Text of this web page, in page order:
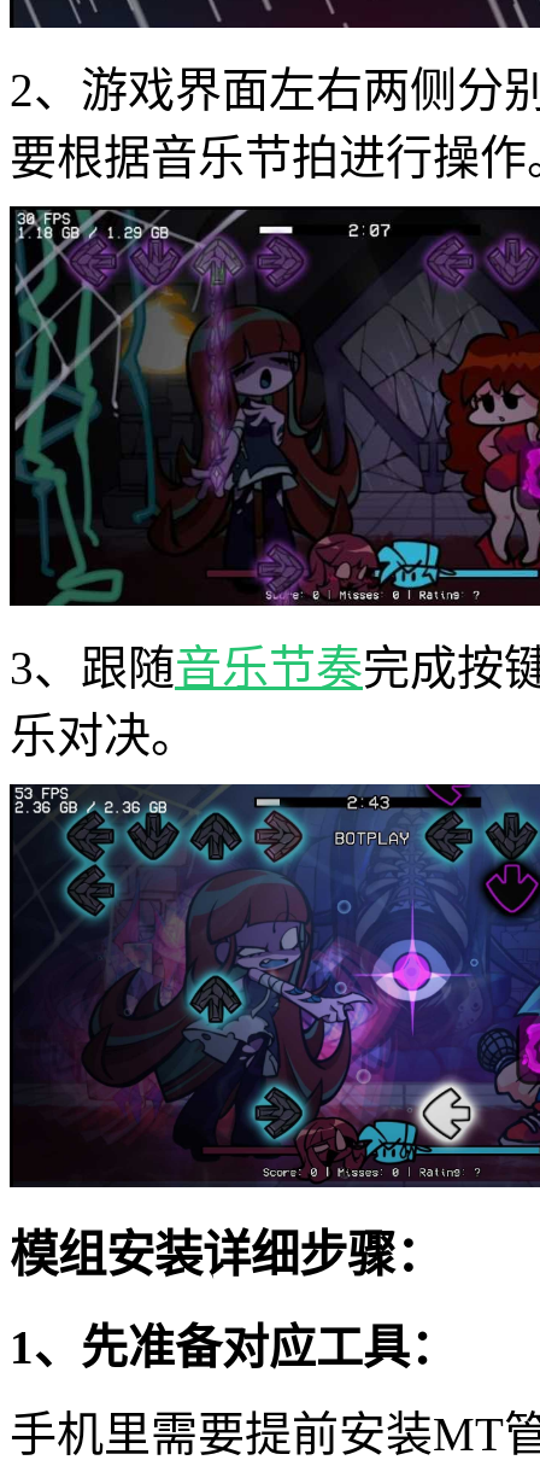
2、游戏界面左右两侧分
要根据音乐节拍进行操作
3、跟随音乐节奏完成按
乐对决。
模组安装详细步骤：
1、先准备对应工具：
手机里需要提前安装MT